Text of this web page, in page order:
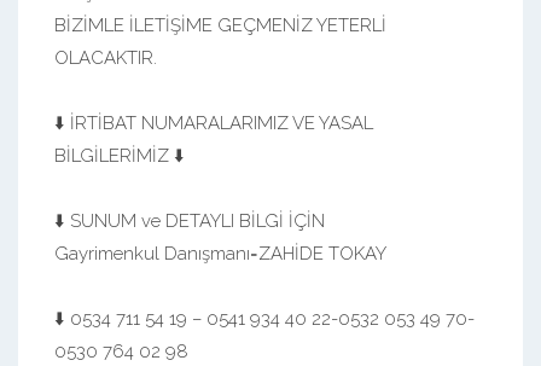
BİZİMLE İLETİŞİME GEÇMENİZ YETERLİ
OLACAKTIR.
⬇️ İRTİBAT NUMARALARIMIZ VE YASAL
BİLGİLERİMİZ ⬇️
⬇️ SUNUM ve DETAYLI BİLGİ İÇİN
Gayrimenkul Danışmanı=ZAHİDE TOKAY
⬇️ 0534 711 54 19 – 0541 934 40 22-0532 053 49 70-
0530 764 02 98